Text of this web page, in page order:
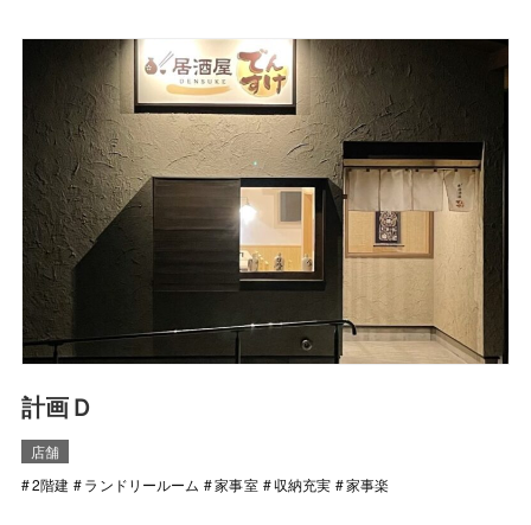
計画Ｄ
店舗
2階建
ランドリールーム 家事室 収納充実 家事楽